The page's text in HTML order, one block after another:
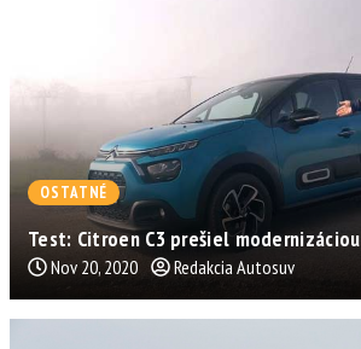
OSTATNÉ
Test: Citroen C3 prešiel modernizáciou
Nov 20, 2020 Redakcia Autosuv